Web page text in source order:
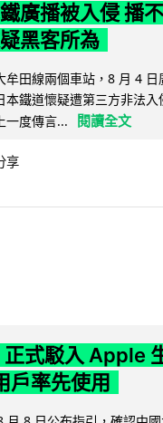
廣播被入侵 播
黑客所為
牟田線兩個車站，8 月 4
本鐵道懷疑遭第三方非法入
一度傳言...
閱讀全文
享
式駁入 Apple
戶率先使用